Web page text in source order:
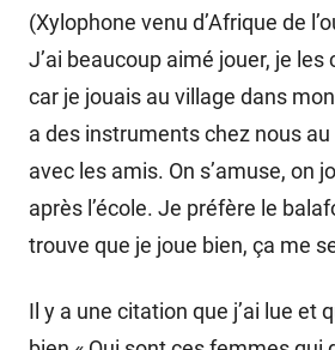
(Xylophone venu d’Afrique de
J’ai beaucoup aimé jouer, je les
car je jouais au village dans
a des instruments chez nous
avec les amis. On s’amuse, on
après l’école. Je préfère le
trouve que je joue bien, ça me
Il y a une citation que j’ai lue et